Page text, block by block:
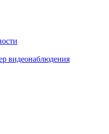
видеонаблюдения